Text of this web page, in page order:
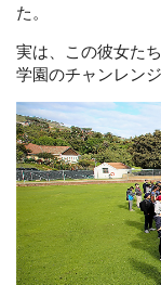
た。
実は、この彼女た
学園のチャンレン